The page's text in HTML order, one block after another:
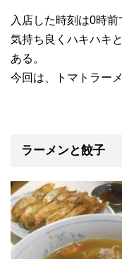
入店した時刻は0時前
気持ち良くハキハキ
ある。
今回は、トマトラー
ラーメンと餃子